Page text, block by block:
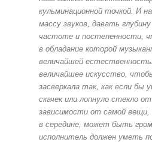
кульминационной точкой. И
массу звуков, давать
частоте и постепенности,
в обладание которой
величайшей
величайшее искусство,
засверкала так, как если бы
скачек или лопнуло стекло
зависимости от самой
в середине, может быть
исполнитель должен уметь